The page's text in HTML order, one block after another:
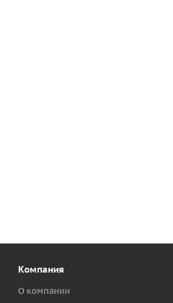
Компания
О компании